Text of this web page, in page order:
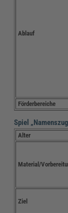
Ablauf
Förderbereiche
Spiel
Alter
Material/
Ziel